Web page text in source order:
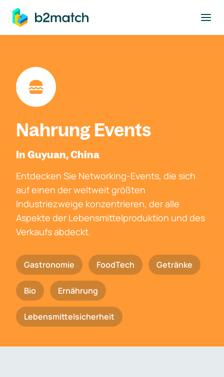
springen
Nahrung Events
In Guyuan, China
Entdecken Sie Networking-Events, die sich
auf einen der weltweit größten
Industriezweige konzentrieren, der alle
Aspekte der Lebensmittelproduktion und des
Verkaufs abdeckt.
Gastronomie FoodTech Getränke
Bio Ernährung
Lebensmittelsicherheit